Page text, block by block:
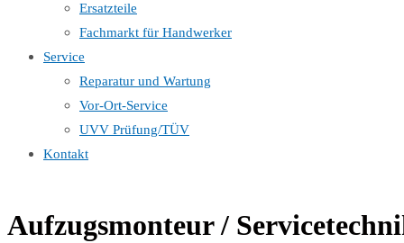
Ersatzteile
Fachmarkt für Handwerker
Service
Reparatur und Wartung
Vor-Ort-Service
UVV Prüfung/TÜV
Kontakt
Aufzugsmonteur /